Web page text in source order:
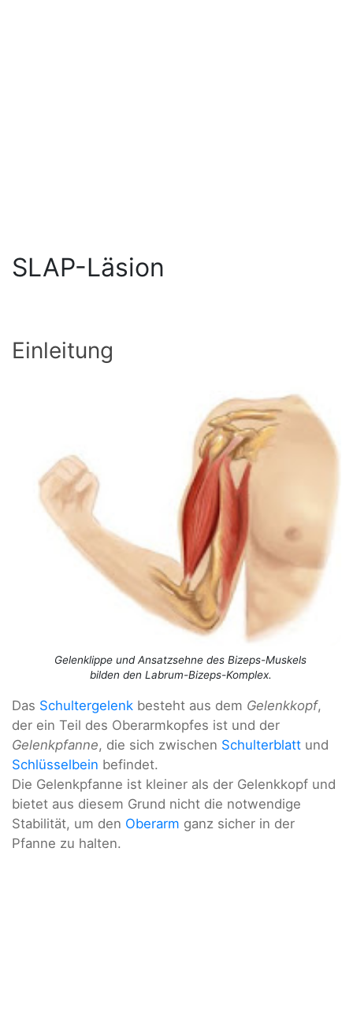
SLAP-Läsion
Einleitung
Gelenklippe und Ansatzsehne des Bizeps-Muskels
bilden den Labrum-Bizeps-Komplex.
Das Schultergelenk besteht aus dem Gelenkkopf,
der ein Teil des Oberarmkopfes ist und der
Gelenkpfanne, die sich zwischen Schulterblatt und
Schlüsselbein befindet.
Die Gelenkpfanne ist kleiner als der Gelenkkopf und
bietet aus diesem Grund nicht die notwendige
Stabilität, um den Oberarm ganz sicher in der
Pfanne zu halten.